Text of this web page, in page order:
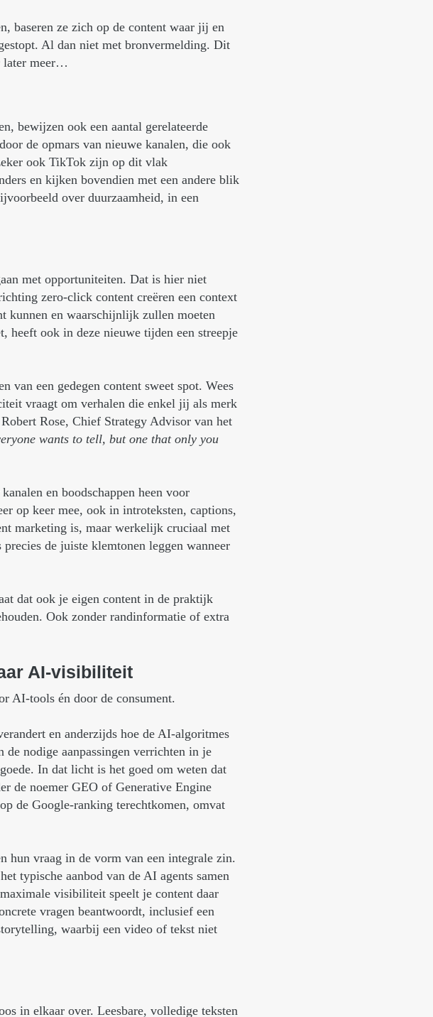
baseren ze zich op de content waar jij en
Al dan niet met bronvermelding. Dit
later meer…
bewijzen ook een aantal gerelateerde
de opmars van nieuwe kanalen, die ook
ook TikTok zijn op dit vlak
en kijken bovendien met een andere blik
over duurzaamheid, in een
met opportuniteiten. Dat is hier niet
zero-click content creëren een context
kunnen en waarschijnlijk zullen moeten
heeft ook in deze nieuwe tijden een streepje
een gedegen content sweet spot. Wees
vraagt om verhalen die enkel jij als merk
Rose, Chief Strategy Advisor van het
wants to tell, but one that only you
en boodschappen heen voor
op keer mee, ook in introteksten, captions,
marketing is, maar werkelijk cruciaal met
de juiste klemtonen leggen wanneer
dat ook je eigen content in de praktijk
Ook zonder randinformatie of extra
AI-visibiliteit
AI-tools én door de consument.
en anderzijds hoe de AI-algoritmes
nodige aanpassingen verrichten in je
In dat licht is het goed om weten dat
de noemer GEO of Generative Engine
de Google-ranking terechtkomen, omvat
hun vraag in de vorm van een integrale zin.
typische aanbod van de AI agents samen
visibiliteit speelt je content daar
vragen beantwoordt, inclusief een
waarbij een video of tekst niet
in elkaar over. Leesbare, volledige teksten